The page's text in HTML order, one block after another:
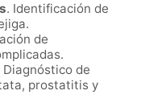
. Identificación de
de
Diagnóstico de
prostatitis y